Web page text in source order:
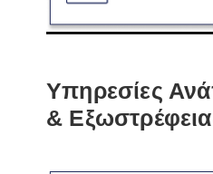
Υπηρεσίες
&